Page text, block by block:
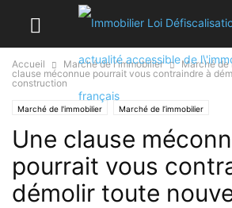
Accueil Marché de l'immobilier Marché de
clause méconnue pourrait vous contraindre à
construction
Marché de l'immobilier Marché de l’immobilier
Une clause
pourrait vous
démolir toute